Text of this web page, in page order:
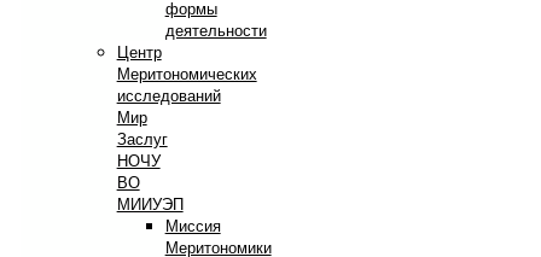
формы
деятельности
Центр
Меритономических
исследований
Мир
Заслуг
НОЧУ
ВО
МИИУЭП
Миссия
Меритономики